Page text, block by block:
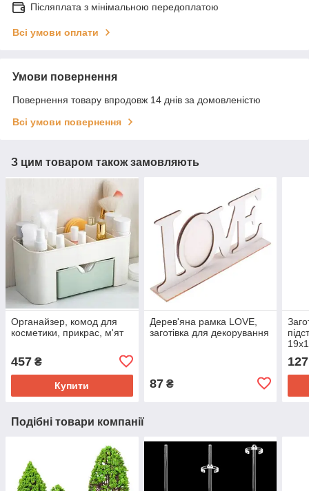
Післяплата з мінімальною передоплатою
Всі умови оплати
Умови повернення
Повернення товару впродовж 14 днів за домовленістю
Всі умови повернення
З цим товаром також замовляють
Органайзер, комод для
косметики, прикрас, м'ят
457 ₴
Купити
Дерев'яна рамка LOVE,
заготівка для декорування
87₴
127
Подібні товари компанії